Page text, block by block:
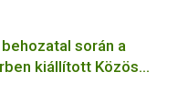
során a
kiállított Közös
KEBO-D